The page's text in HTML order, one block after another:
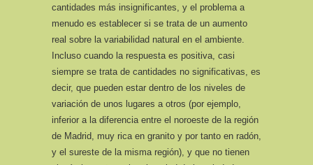
cantidades más insignificantes, y el problema a
menudo es establecer si se trata de un aumento
real sobre la variabilidad natural en el ambiente.
Incluso cuando la respuesta es positiva, casi
siempre se trata de cantidades no significativas, es
decir, que pueden estar dentro de los niveles de
variación de unos lugares a otros (por ejemplo,
inferior a la diferencia entre el noroeste de la región
de Madrid, muy rica en granito y por tanto en radón,
y el sureste de la misma región), y que no tienen